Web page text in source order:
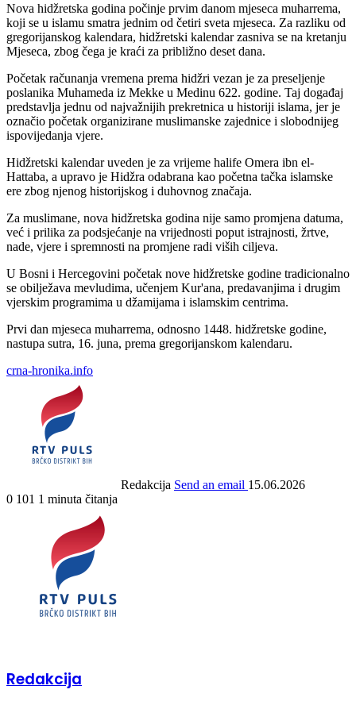
Nova hidžretska godina počinje prvim danom mjeseca muharrema,
koji se u islamu smatra jednim od četiri sveta mjeseca. Za razliku od
gregorijanskog kalendara, hidžretski kalendar zasniva se na kretanju
Mjeseca, zbog čega je kraći za približno deset dana.
Početak računanja vremena prema hidžri vezan je za preseljenje
poslanika Muhameda iz Mekke u Medinu 622. godine. Taj događaj
predstavlja jednu od najvažnijih prekretnica u historiji islama, jer je
označio početak organizirane muslimanske zajednice i slobodnijeg
ispovijedanja vjere.
Hidžretski kalendar uveden je za vrijeme halife Omera ibn el-
Hattaba, a upravo je Hidžra odabrana kao početna tačka islamske
ere zbog njenog historijskog i duhovnog značaja.
Za muslimane, nova hidžretska godina nije samo promjena datuma,
već i prilika za podsjećanje na vrijednosti poput istrajnosti, žrtve,
nade, vjere i spremnosti na promjene radi viših ciljeva.
U Bosni i Hercegovini početak nove hidžretske godine tradicionalno
se obilježava mevludima, učenjem Kur'ana, predavanjima i drugim
vjerskim programima u džamijama i islamskim centrima.
Prvi dan mjeseca muharrema, odnosno 1448. hidžretske godine,
nastupa sutra, 16. juna, prema gregorijanskom kalendaru.
crna-hronika.info
Redakcija Send an email 15.06.2026
0 101 1 minuta čitanja
Redakcija